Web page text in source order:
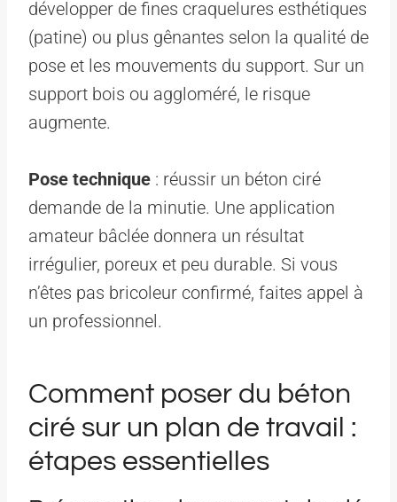
développer de fines craquelures esthétiques
(patine) ou plus gênantes selon la qualité de
pose et les mouvements du support. Sur un
support bois ou aggloméré, le risque
augmente.
Pose technique : réussir un béton ciré
demande de la minutie. Une application
amateur bâclée donnera un résultat
irrégulier, poreux et peu durable. Si vous
n’êtes pas bricoleur confirmé, faites appel à
un professionnel.
Comment poser du béton
ciré sur un plan de travail :
étapes essentielles